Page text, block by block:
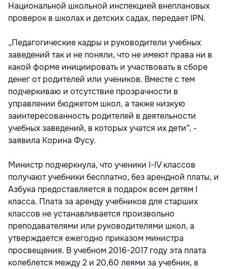
Национальной школьной инспекцией внеплановых
проверок в школах и детских садах, передает IPN.
„Педагогические кадры и руководители учебных
заведений так и не поняли, что не имеют права ни в
какой форме инициировать и участвовать в сборе
денег от родителей или учеников. Вместе с тем
подчеркиваю и отсутствие прозрачности в
управлении бюджетом школ, а также низкую
заинтересованность родителей в деятельности
учебных заведений, в которых учатся их дети”, -
заявила Корина Фусу.
Министр подчеркнула, что ученики I-IV классов
получают учебники бесплатно, без арендной платы, и
Азбука предоставляется в подарок всем детям I
класса. Плата за аренду учебников для старших
классов не устанавливается произвольно
преподавателями или руководителями школ, а
утверждается ежегодно приказом министра
просвещения. В учебном 2016-2017 году эта плата
колеблется между 2 и 20,60 леями за учебник, в